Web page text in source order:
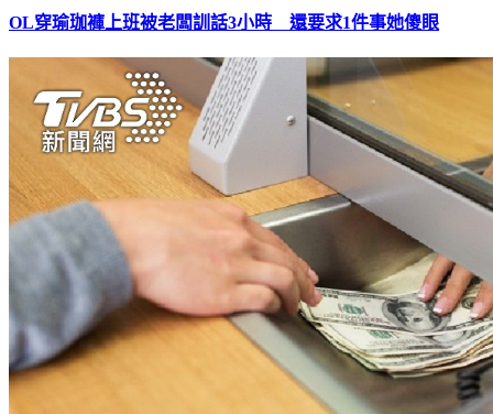
OL穿瑜珈褲上班被老闆訓話3小時 還要求1件事她傻眼